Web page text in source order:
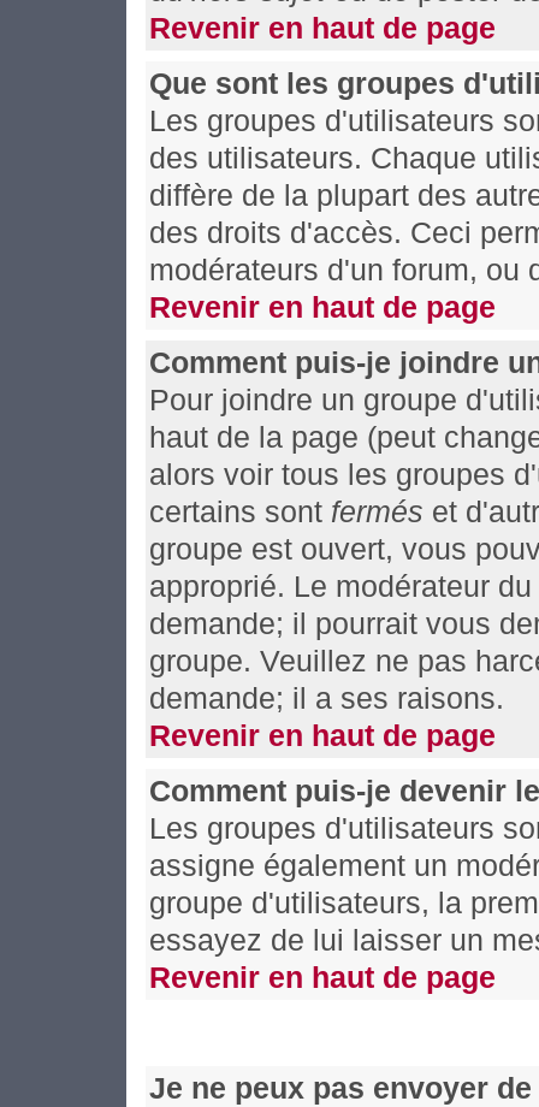
Revenir en haut de page
Que sont les groupes
Les groupes d'utilisateurs
des utilisateurs. Chaque
diffère de la plupart des
des droits d'accès. Ceci
modérateurs d'un forum, ou
Revenir en haut de page
Comment puis-je joindre
Pour joindre un groupe
haut de la page (peut
alors voir tous les groupes
certains sont fermés et
groupe est ouvert, vous
approprié. Le modérateur
demande; il pourrait vous
groupe. Veuillez ne pas
demande; il a ses raisons.
Revenir en haut de page
Comment puis-je devenir
Les groupes d'utilisateurs
assigne également un
groupe d'utilisateurs, la
essayez de lui laisser un
Revenir en haut de page
Je ne peux pas envoyer